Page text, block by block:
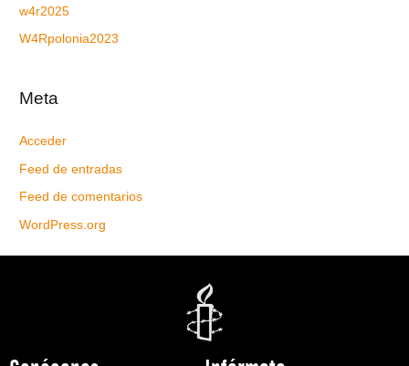
w4r2025
W4Rpolonia2023
Meta
Acceder
Feed de entradas
Feed de comentarios
WordPress.org